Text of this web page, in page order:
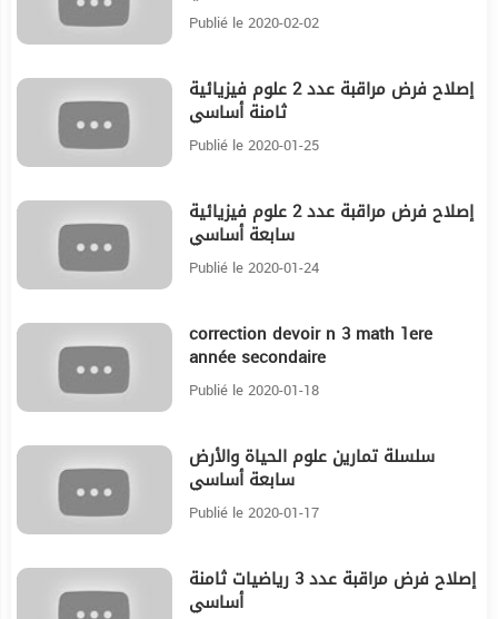
Publié le 2020-02-02
إصلاح فرض مراقبة عدد 2 علوم فيزيائية
ثامنة أساسي
Publié le 2020-01-25
إصلاح فرض مراقبة عدد 2 علوم فيزيائية
سابعة أساسي
Publié le 2020-01-24
correction devoir n 3 math 1ere
année secondaire
Publié le 2020-01-18
سلسلة تمارين علوم الحياة والأرض
سابعة أساسي
Publié le 2020-01-17
إصلاح فرض مراقبة عدد 3 رياضيات ثامنة
أساسي